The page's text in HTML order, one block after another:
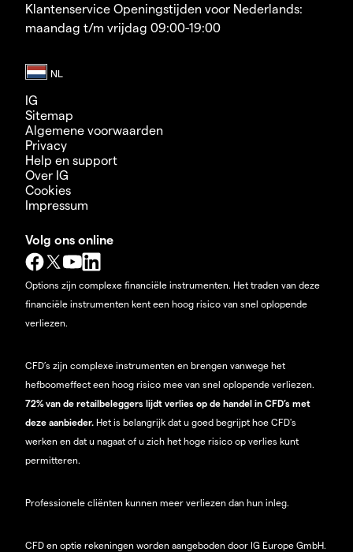
Klantenservice Openingstijden voor Nederlands:
maandag t/m vrijdag 09:00-19:00
IG
Sitemap
Algemene voorwaarden
Privacy
Help en support
Over IG
Cookies
Impressum
Volg ons online
Options zijn complexe financiële instrumenten. Het traden van deze
financiële instrumenten kent een hoog risico van snel oplopende
verliezen.
CFD’s zijn complexe instrumenten en brengen vanwege het
hefboomeffect een hoog risico mee van snel oplopende verliezen.
72% van de retailbeleggers lijdt verlies op de handel in CFD’s met
deze aanbieder. Het is belangrijk dat u goed begrijpt hoe CFD's
werken en dat u nagaat of u zich het hoge risico op verlies kunt
permitteren.
Professionele cliënten kunnen meer verliezen dan hun inleg.
CFD en optie rekeningen worden aangeboden door IG Europe GmbH.